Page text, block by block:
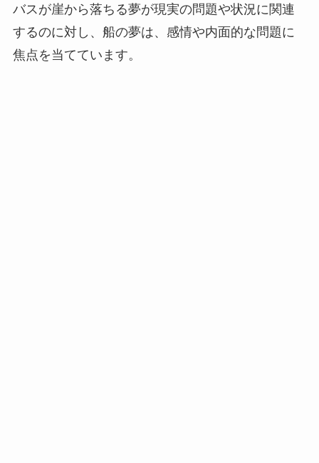
バスが崖から落ちる夢が現実の問題や状況に関連
するのに対し、船の夢は、感情や内面的な問題に
焦点を当てています。